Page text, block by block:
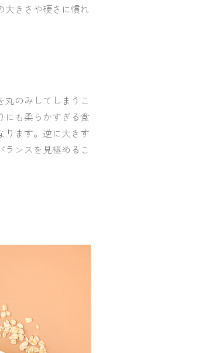
大きさや硬さに慣れ
のみしてしまうこ
にも柔らかすぎる食
ります。逆に大きす
ランスを見極めるこ